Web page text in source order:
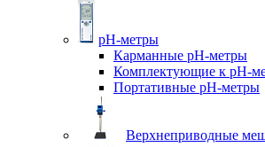
pH-метры
Карманные pH-метры
Комплектующие к pH-
Портативные pH-метры
Верхнеприводные